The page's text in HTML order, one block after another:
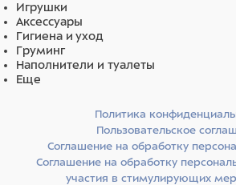
Игрушки
Аксессуары
Гигиена и уход
Груминг
Наполнители и туалеты
Еще
Политика
Пользовательское
Соглашение на обработку
Соглашение на обработку
участия в стимулирующих